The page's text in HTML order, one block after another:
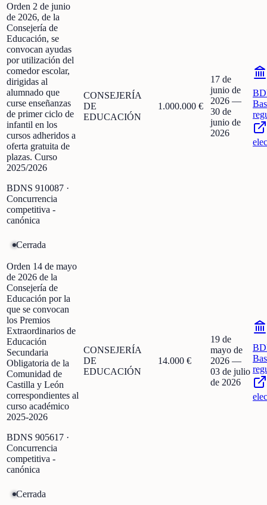
Orden 2 de junio
de 2026, de la
Consejería de
Educación, se
convocan ayudas
por utilización del
comedor escolar,
dirigidas al
alumnado que
curse enseñanzas
de primer ciclo de
infantil en los
cursos adheridos a
oferta gratuita de
plazas. Curso
2025/2026
BDNS 910087 ·
Concurrencia
competitiva -
canónica
CONSEJERÍA
DE
EDUCACIÓN
1.000.000 €
17 de
junio de
2026 —
30 de
junio de
2026
Cerrada
Orden 14 de mayo
de 2026 de la
Consejería de
Educación por la
que se convocan
los Premios
Extraordinarios de
Educación
Secundaria
Obligatoria de la
Comunidad de
Castilla y León
correspondientes al
curso académico
2025-2026
BDNS 905617 ·
Concurrencia
competitiva -
canónica
CONSEJERÍA
DE
EDUCACIÓN
14.000 €
19 de
mayo de
2026 —
03 de julio
de 2026
Cerrada